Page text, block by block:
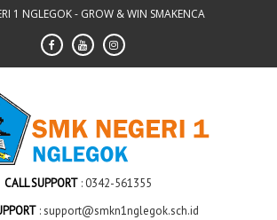
1 NGLEGOK - GROW & WIN SMAKENCA
CALL SUPPORT 0342-561355
support@smkn1nglegok.sch.id